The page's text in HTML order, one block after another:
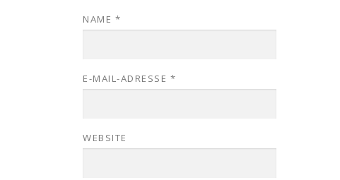
NAME *
E-MAIL-ADRESSE *
WEBSITE